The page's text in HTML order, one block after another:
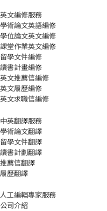
英文編修服務
學術論文英語編修
學位論文英文編修
課堂作業英文編修
留學文件編修
讀書計畫編修
英文推薦信編修
英文履歷編修
英文求職信編修
中英翻譯服務
學術論文翻譯
留學文件翻譯
讀書計劃翻譯
推薦信翻譯
履歷翻譯
人工編輯專家服務
公司介紹